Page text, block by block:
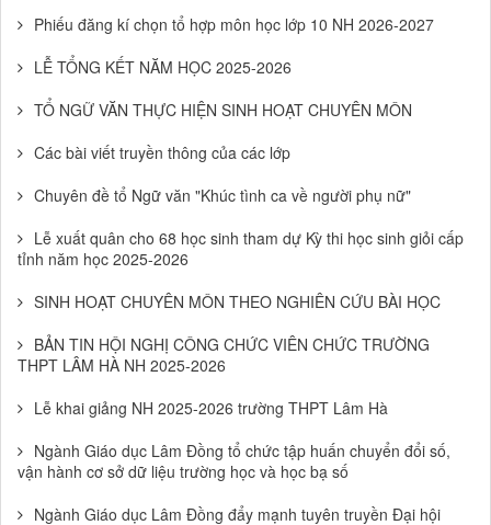
Phiếu đăng kí chọn tổ hợp môn học lớp 10 NH 2026-2027
LỄ TỔNG KẾT NĂM HỌC 2025-2026
TỔ NGỮ VĂN THỰC HIỆN SINH HOẠT CHUYÊN MÔN
Các bài viết truyền thông của các lớp
Chuyên đề tổ Ngữ văn "Khúc tình ca về người phụ nữ"
Lễ xuất quân cho 68 học sinh tham dự Kỳ thi học sinh giỏi cấp
tỉnh năm học 2025-2026
SINH HOẠT CHUYÊN MÔN THEO NGHIÊN CỨU BÀI HỌC
BẢN TIN HỘI NGHỊ CÔNG CHỨC VIÊN CHỨC TRƯỜNG
THPT LÂM HÀ NH 2025-2026
Lễ khai giảng NH 2025-2026 trường THPT Lâm Hà
Ngành Giáo dục Lâm Đồng tổ chức tập huấn chuyển đổi số,
vận hành cơ sở dữ liệu trường học và học bạ số
Ngành Giáo dục Lâm Đồng đẩy mạnh tuyên truyền Đại hội